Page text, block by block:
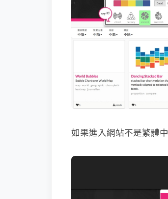
如果進入網站不是繁體